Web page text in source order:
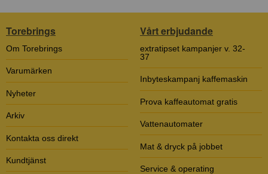
Torebrings
Om Torebrings
Varumärken
Nyheter
Arkiv
Kontakta oss direkt
Kundtjänst
Vårt erbjudande
extratipset kampanjer v. 32-
37
Inbyteskampanj kaffemaskin
Prova kaffeautomat gratis
Vattenautomater
Mat & dryck på jobbet
Service & operating